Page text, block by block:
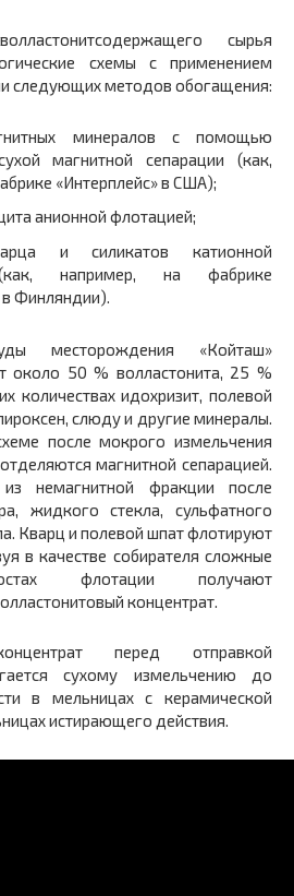
сырья
схемы с применением
следующих методов обогащения:
минералов с помощью
магнитной сепарации (как,
«Интерплейс» в США);
анионной флотацией;
и силикатов катионной
например, на фабрике
в Финляндии).
месторождения «Койташ»
около 50 % волластонита, 25 %
количествах идохризит, полевой
слюду и другие минералы.
после мокрого измельчения
магнитной сепарацией.
немагнитной фракции после
жидкого стекла, сульфатного
Кварц и полевой шпат флотируют
в качестве собирателя сложные
флотации получают
концентрат.
перед отправкой
сухому измельчению до
в мельницах с керамической
истирающего действия.